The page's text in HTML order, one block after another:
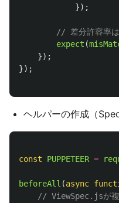
});
// 差分許容率は
expect (
});
});
ヘルパーの作成（
const PUPPETEER =
beforeAll (async
// ViewSpec.jsが複